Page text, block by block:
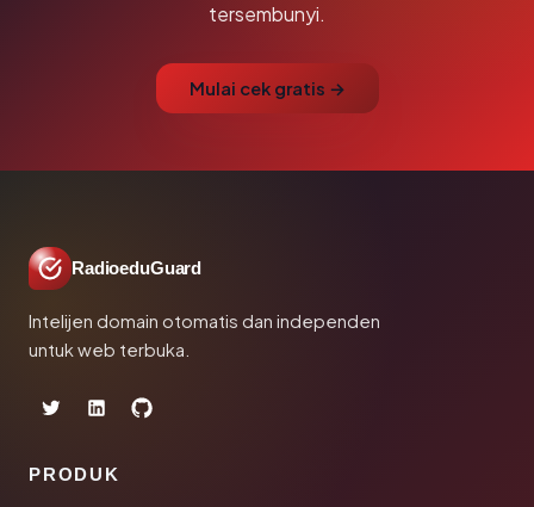
tersembunyi.
Mulai cek gratis →
RadioeduGuard
Intelijen domain otomatis dan independen
untuk web terbuka.
PRODUK